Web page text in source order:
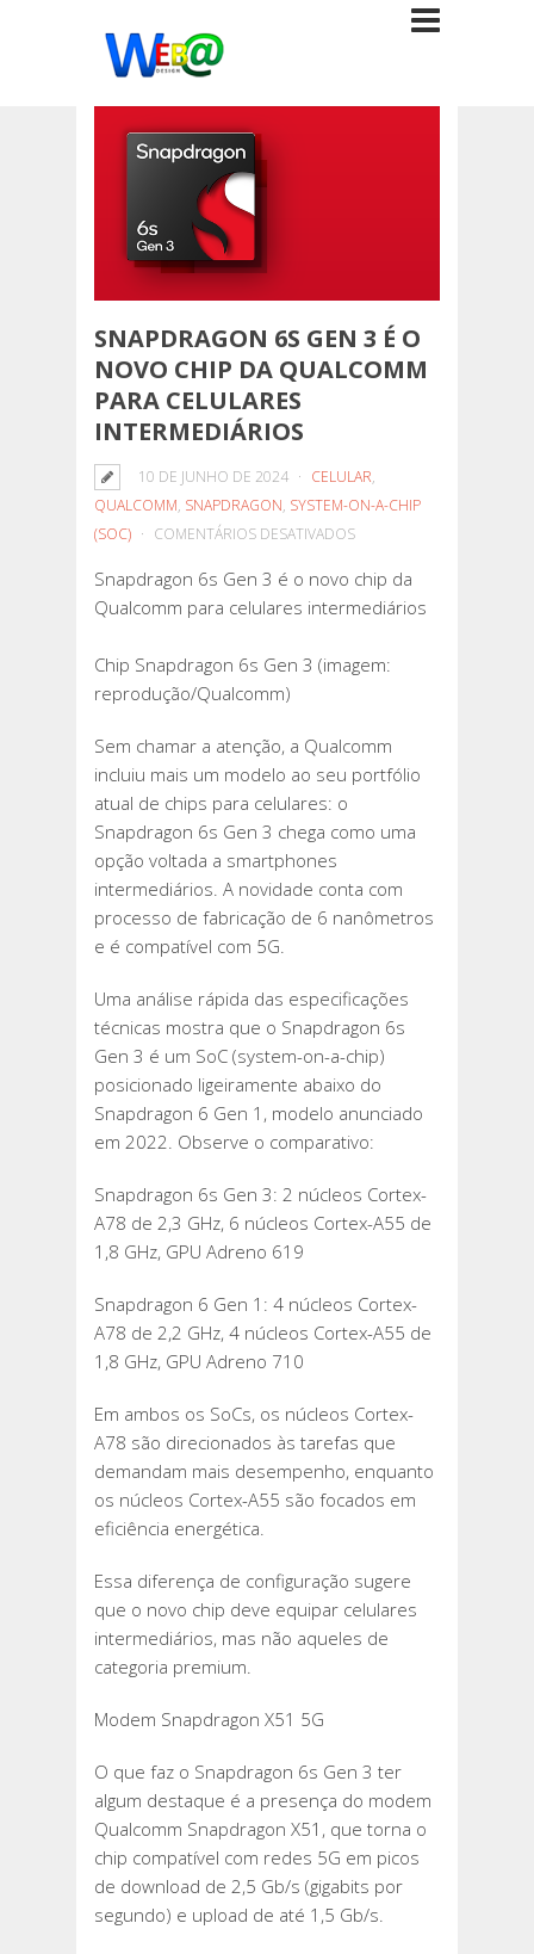
SNAPDRAGON 6S GEN 3 É O
NOVO CHIP DA QUALCOMM
PARA CELULARES
INTERMEDIÁRIOS
10 DE JUNHO DE 2024 CELULAR,
QUALCOMM, SNAPDRAGON, SYSTEM-ON-A-CHIP
(SOC)
COMENTÁRIOS DESATIVADOSEM
6S
GEN
É
Snapdragon 6s Gen 3 é o novo chip da
Qualcomm para celulares intermediários
Chip Snapdragon 6s Gen 3 (imagem:
reprodução/Qualcomm)
Sem chamar a atenção, a Qualcomm
incluiu mais um modelo ao seu portfólio
atual de chips para celulares: o
Snapdragon 6s Gen 3 chega como uma
opção voltada a smartphones
intermediários. A novidade conta com
processo de fabricação de 6 nanômetros
e é compatível com 5G.
Uma análise rápida das especificações
técnicas mostra que o Snapdragon 6s
Gen 3 é um SoC (system-on-a-chip)
posicionado ligeiramente abaixo do
Snapdragon 6 Gen 1, modelo anunciado
em 2022. Observe o comparativo:
Snapdragon 6s Gen 3: 2 núcleos Cortex-
A78 de 2,3 GHz, 6 núcleos Cortex-A55 de
1,8 GHz, GPU Adreno 619
Snapdragon 6 Gen 1: 4 núcleos Cortex-
A78 de 2,2 GHz, 4 núcleos Cortex-A55 de
1,8 GHz, GPU Adreno 710
Em ambos os SoCs, os núcleos Cortex-
A78 são direcionados às tarefas que
demandam mais desempenho, enquanto
os núcleos Cortex-A55 são focados em
eficiência energética.
Essa diferença de configuração sugere
que o novo chip deve equipar celulares
intermediários, mas não aqueles de
categoria premium.
Modem Snapdragon X51 5G
O que faz o Snapdragon 6s Gen 3 ter
algum destaque é a presença do modem
Qualcomm Snapdragon X51, que torna o
chip compatível com redes 5G em picos
de download de 2,5 Gb/s (gigabits por
segundo) e upload de até 1,5 Gb/s.